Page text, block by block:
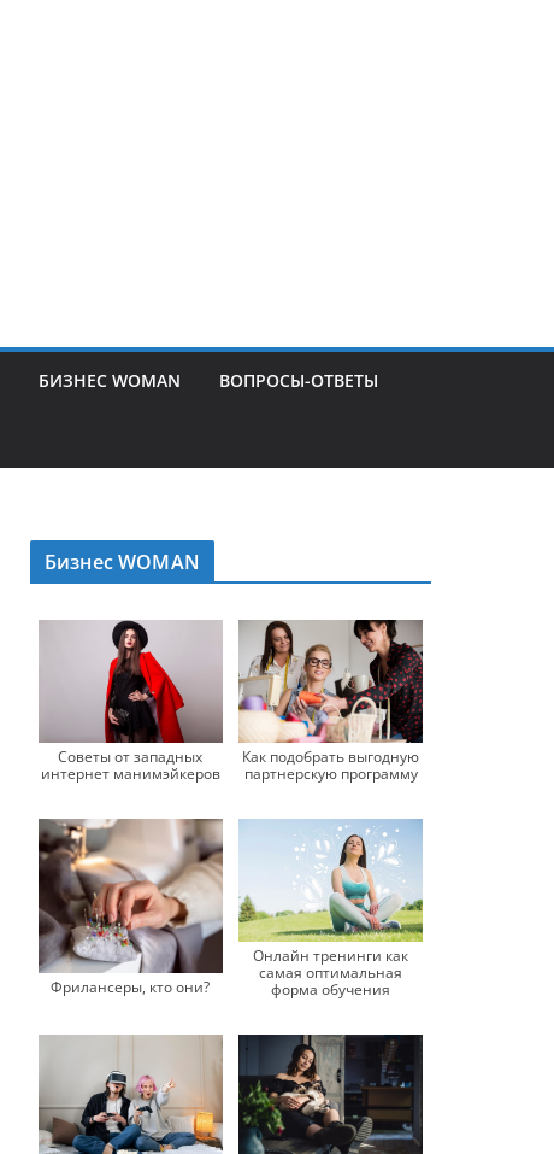
БИЗНЕС WOMAN ВОПРОСЫ-ОТВЕТЫ
Бизнес WOMAN
Советы от западных
интернет манимэйкеров
Как подобрать выгодную
партнерскую программу
Фрилансеры, кто они?
Онлайн тренинги как
самая оптимальная
форма обучения